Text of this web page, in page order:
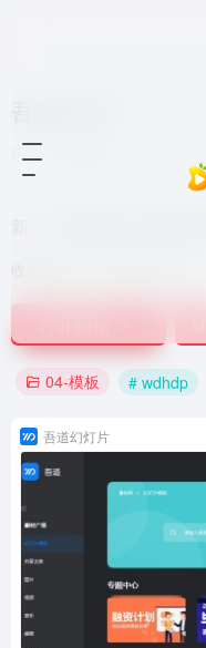
7个月前更新
04-模板 # wdhdp
吾道幻灯片